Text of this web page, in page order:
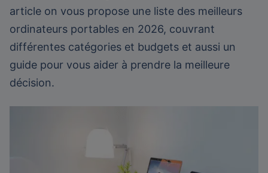
article on vous propose une liste des meilleurs
ordinateurs portables en 2026, couvrant
différentes catégories et budgets et aussi un
guide pour vous aider à prendre la meilleure
décision.